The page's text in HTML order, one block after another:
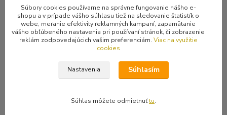
Kvalitná fialová šiltovka s penovým vrchom, sieťkovanou zadnou
časťou a šiltom s penovým poťahom. Šilt je štvornásobne prešitý.
Univerzálna veľkosť – nastaviteľná zadným plastovým upínaním.
Profesionálne prevedenie.
Súbory cookies používame na správne fungovanie nášho e-
shopu a v prípade vášho súhlasu tiež na sledovanie štatistík o
webe, meranie efektivity reklamných kampaní, zapamätanie
vášho obľúbeného nastavenia pri používaní stránok, či zobrazenie
reklám zodpovedajúcich vašim preferenciám. Viac na využitie
cookies
Nastavenia Súhlasím
Súhlas môžete odmietnuťtu.